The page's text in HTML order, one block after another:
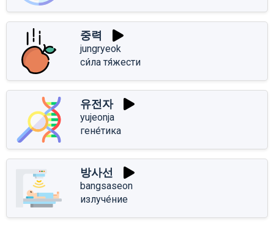
중력
jungryeok
си́ла тя́жести
유전자
yujeonja
гене́тика
방사선
bangsaseon
излуче́ние